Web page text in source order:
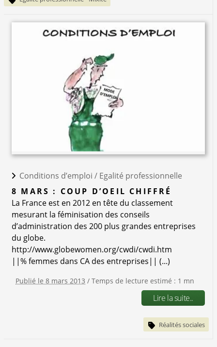
Conditions d’emploi / Egalité professionnelle
8 MARS : COUP D’OEIL CHIFFRÉ
La France est en 2012 en tête du classement
mesurant la féminisation des conseils
d’administration des 200 plus grandes entreprises
du globe.
http://www.globewomen.org/cwdi/cwdi.htm
||% femmes dans CA des entreprises|| (...)
Publié le 8 mars 2013 / Temps de lecture estimé : 1 mn
Lire la suite..
Réalités sociales